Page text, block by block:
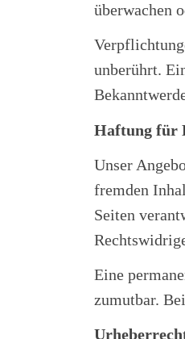
überwachen
unberührt.
Haftung für
Unser
fremden
Seiten
Eine
zumutbar.